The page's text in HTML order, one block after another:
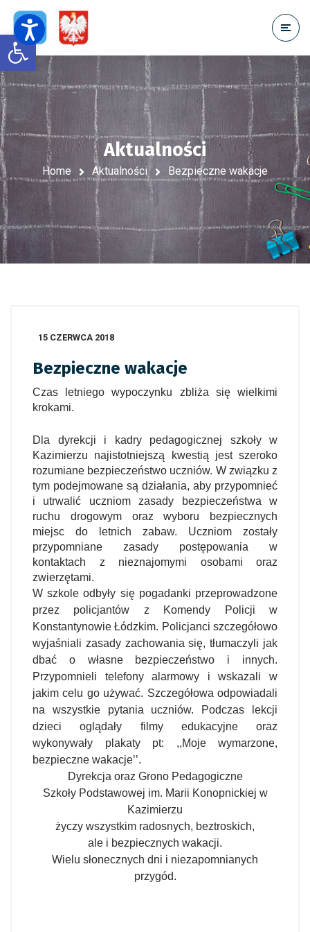
Open toolbar
Aktualności
Home Aktualności Bezpieczne wakacje
15 CZERWCA 2018
Bezpieczne wakacje
Czas letniego wypoczynku zbliża się wielkimi
krokami.
Dla dyrekcji i kadry pedagogicznej szkoły w
Kazimierzu najistotniejszą kwestią jest szeroko
rozumiane bezpieczeństwo uczniów. W związku z
tym podejmowane są działania, aby przypomnieć
i utrwalić uczniom zasady bezpieczeństwa w
ruchu drogowym oraz wyboru bezpiecznych
miejsc do letnich zabaw. Uczniom zostały
przypomniane zasady postępowania w
kontaktach z nieznajomymi osobami oraz
zwierzętami.
W szkole odbyły się pogadanki przeprowadzone
przez policjantów z Komendy Policji w
Konstantynowie Łódzkim. Policjanci szczegółowo
wyjaśniali zasady zachowania się, tłumaczyli jak
dbać o własne bezpieczeństwo i innych.
Przypomnieli telefony alarmowy i wskazali w
jakim celu go używać. Szczegółowa odpowiadali
na wszystkie pytania uczniów. Podczas lekcji
dzieci oglądały filmy edukacyjne oraz
wykonywały plakaty pt: ,,Moje wymarzone,
bezpieczne wakacje’’.
Dyrekcja oraz Grono Pedagogiczne
Szkoły Podstawowej im. Marii Konopnickiej w
Kazimierzu
życzy wszystkim radosnych, beztroskich,
ale i bezpiecznych wakacji.
Wielu słonecznych dni i niezapomnianych
przygód.